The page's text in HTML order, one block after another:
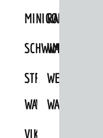
MINIGOLFRADFAHREN
SCHWIMMEN
STRANDBAD
WAIDSEE
TSG
VIKTOR-
WANDERN
WEINHEIMER